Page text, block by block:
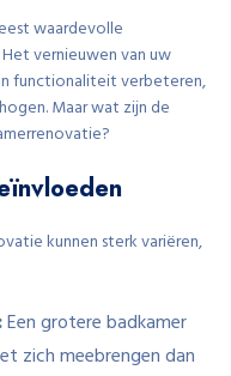
waardevolle
vernieuwen van uw
functionaliteit verbeteren,
Maar wat zijn de
kunnen sterk variëren,
Een grotere badkamer
zich meebrengen dan